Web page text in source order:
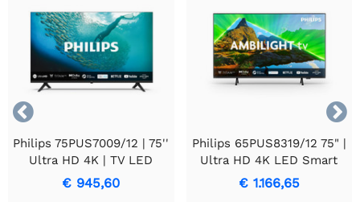


Philips 75PUS7009/12 | 75''
Ultra HD 4K | TV LED
Smart | Wifi | Titan OS |
HDR10+ | 60Hz
€ 945,60
Philips 65PUS8319/12 75" |
Ultra HD 4K LED Smart
TV con Ambilight | Titan
OS + Wifi | HDR10+ per
€ 1.166,65